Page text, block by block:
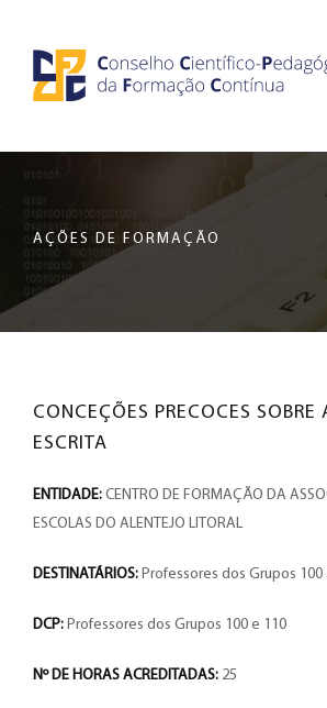
conteúdo
da
-
CONSELHO
DA
CONTÍNUA
AÇÕES DE FORMAÇÃO
CONCEÇÕES PRECOCES SOBRE
ESCRITA
ENTIDADE: CENTRO DE FORMAÇÃO DA
ESCOLAS DO ALENTEJO LITORAL
DESTINATÁRIOS: Professores dos Grupos 100
DCP: Professores dos Grupos 100 e 110
Nº DE HORAS ACREDITADAS: 25